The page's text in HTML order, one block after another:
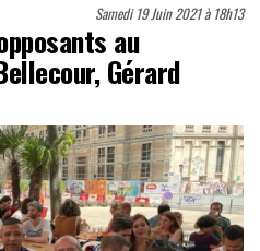
Samedi 19 Juin 2021 à 18h13
au
Gérard